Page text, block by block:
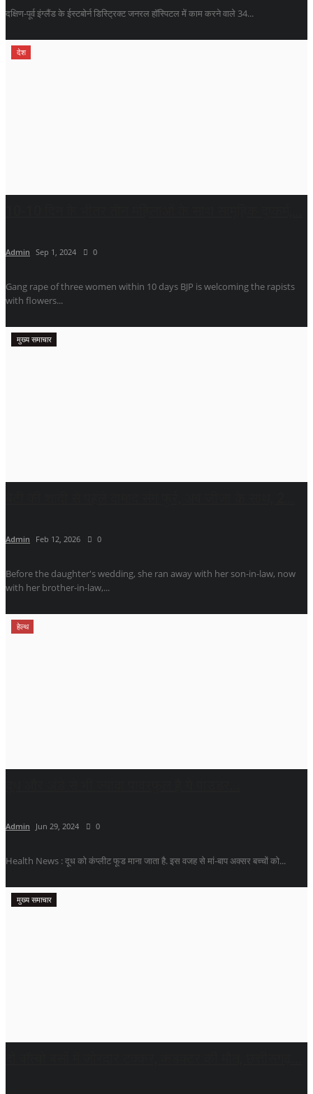
दक्षिण-पूर्व इंग्लैंड के ईस्टबोर्न डिस्ट्रिक्ट जनरल हॉस्पिटल में काम करने वाले 34...
देश
Admin Sep 1, 2024 0
Gang rape of three women within 10 days BJP is welcoming the rapists
with flowers...
मुख्य समाचार
Admin Feb 12, 2026 0
Before the daughter's wedding, she ran away with her son-in-law, now
with her brother-in-law,...
हेल्थ
Admin Jun 29, 2024 0
Health News : दूध को कंप्लीट फूड माना जाता है. इस वजह से मां-बाप अक्सर बच्चों को...
मुख्य समाचार